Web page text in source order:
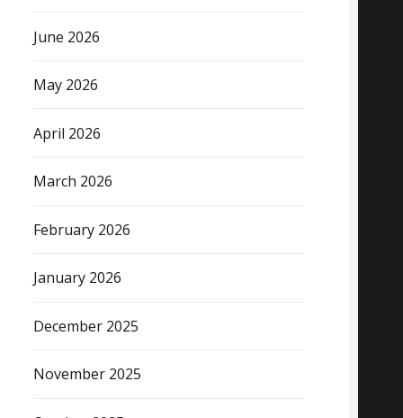
June 2026
May 2026
April 2026
March 2026
February 2026
January 2026
December 2025
November 2025